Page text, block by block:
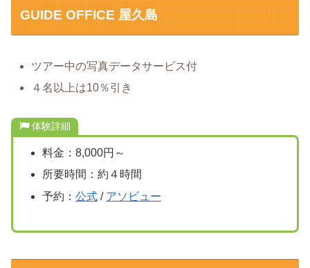
GUIDE OFFICE 屋久島
ツアー中の写真データサービス付
４名以上は10％引き
体験詳細
料金：8,000円～
所要時間：約４時間
予約： 公式/ アソビュー